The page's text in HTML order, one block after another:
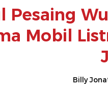
Pesaing
Mobil
Billy